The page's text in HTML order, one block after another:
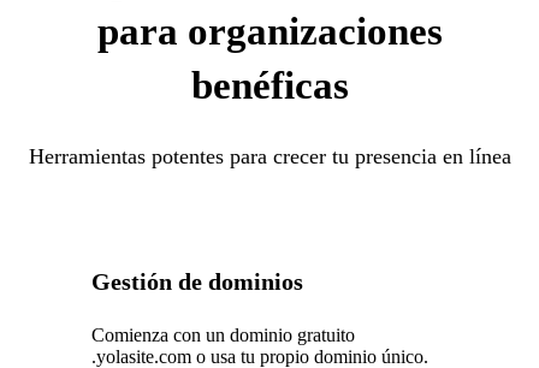
para organizaciones
benéficas
Herramientas potentes para crecer tu presencia en línea
Gestión de dominios
Comienza con un dominio gratuito
.yolasite.com o usa tu propio dominio único.